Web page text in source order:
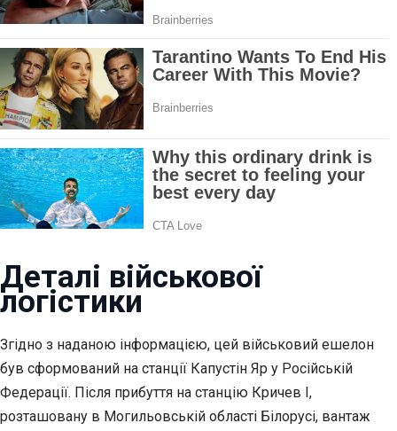
Деталі військової
логістики
Згідно з наданою інформацією, цей військовий ешелон
був сформований на станції Капустін Яр у Російській
Федерації. Після прибуття на станцію Кричев I,
розташовану в Могильовській області Білорусі, вантаж